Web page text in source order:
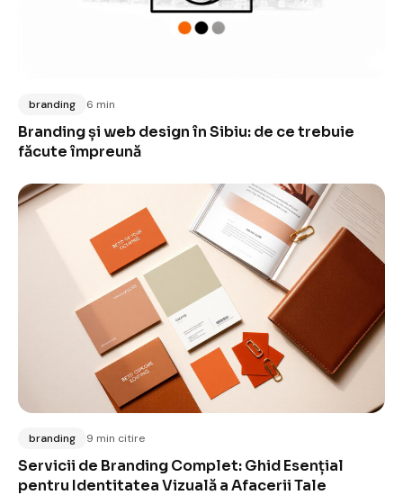
branding 6 min
Branding și web design în Sibiu: de ce trebuie
făcute împreună
branding 9 min citire
Servicii de Branding Complet: Ghid Esențial
pentru Identitatea Vizuală a Afacerii Tale